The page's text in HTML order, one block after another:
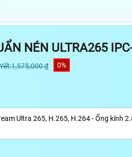
NÉN ULTRA265
₫ 0%
Ultra 265, H.265, H.264 - Ống kính